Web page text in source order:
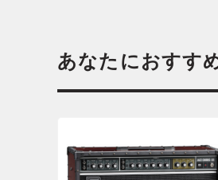
あなたにおすす